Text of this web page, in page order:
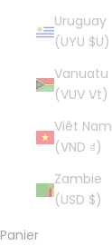
Uruguay
(UYU $U)
Vanuatu
(VUV Vt)
Viêt Nam
(VND ₫)
Zambie
(USD $)
Panier